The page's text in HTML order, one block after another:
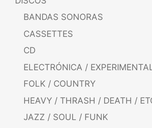
BANDAS SONORAS
CASSETTES
CD
ELECTRÓNICA /
FOLK / COUNTRY
HEAVY / THRASH / DEATH /
JAZZ / SOUL / FUNK